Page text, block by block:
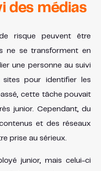
des médias
risque peuvent être
ne se transforment en
une personne au suivi
pour identifier les
cette tâche pouvait
junior. Cependant, du
et des réseaux
prise au sérieux.
junior, mais celui-ci